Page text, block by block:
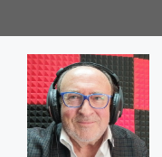
al
contenuto